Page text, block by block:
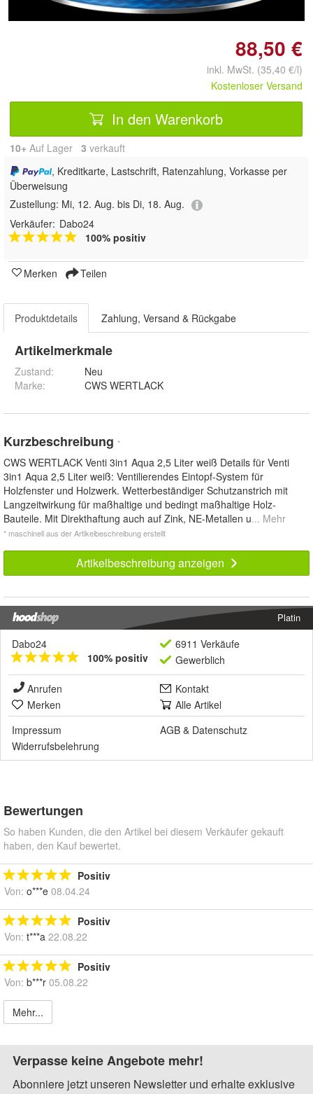
88,50 €
inkl. MwSt. (35,40 €/l)
Kostenloser Versand
In den Warenkorb
10+ Auf Lager 3 verkauft
, Kreditkarte, Lastschrift, Ratenzahlung, Vorkasse per
Überweisung
Zustellung: Mi, 12. Aug. bis Di, 18. Aug.
Verkäufer: Dabo24
100% positiv
Merken Teilen
Produktdetails Zahlung, Versand & Rückgabe
Artikelmerkmale
Zustand:
Neu
Marke:
CWS WERTLACK
Kurzbeschreibung *
CWS WERTLACK Venti 3in1 Aqua 2,5 Liter weiß Details für Venti
3in1 Aqua 2,5 Liter weiß: Ventilierendes Eintopf-System für
Holzfenster und Holzwerk. Wetterbeständiger Schutzanstrich mit
Langzeitwirkung für maßhaltige und bedingt maßhaltige Holz-
Bauteile. Mit Direkthaftung auch auf Zink, NE-Metallen u... Mehr
* maschinell aus der Artikelbeschreibung erstellt
Artikelbeschreibung anzeigen
Platin
Dabo24
100% positiv
6911 Verkäufe
Gewerblich
Anrufen
Kontakt
Merken
Alle Artikel
Impressum
AGB & Datenschutz
Widerrufsbelehrung
Bewertungen
So haben Kunden, die den Artikel bei diesem Verkäufer gekauft
haben, den Kauf bewertet.
Positiv
Von: o***e 08.04.24
Positiv
Von: t***a 22.08.22
Positiv
Von: b***r 05.08.22
Mehr...
Verpasse keine Angebote mehr!
Abonniere jetzt unseren Newsletter und erhalte exklusive